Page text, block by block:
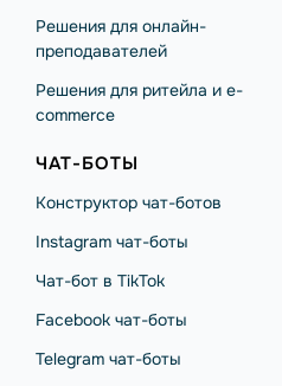
Решения для онлайн-
преподавателей
Решения для ритейла и e-
commerce
ЧАТ-БОТЫ
Конструктор чат-ботов
Instagram чат-боты
Чат-бот в TikTok
Facebook чат-боты
Telegram чат-боты